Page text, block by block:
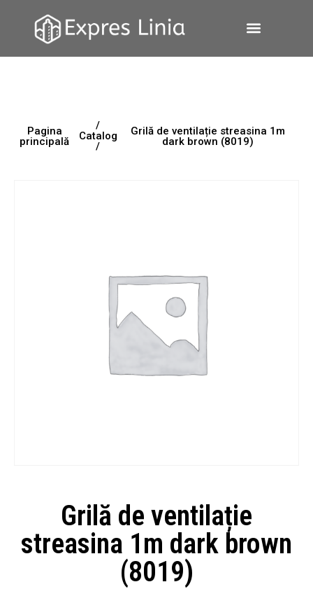
Pagina
principală
/
Catalog
/
Grilă de ventilație streasina 1m
dark brown (8019)
Grilă de ventilație
streasina 1m dark brown
(8019)